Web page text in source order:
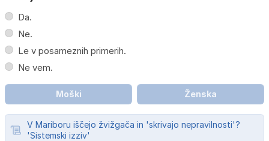
Da.
Ne.
Le v posameznih primerih.
Ne vem.
Moški Ženska
V Mariboru iščejo žvižgača in 'skrivajo nepravilnosti'?
'Sistemski izziv'